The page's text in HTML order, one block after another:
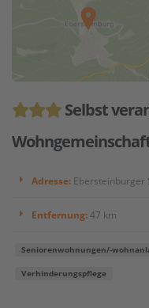
Selbst
Adresse: Ebersteinburger
Entfernung:47 km
Seniorenwohnungen/-
Verhinderungspflege